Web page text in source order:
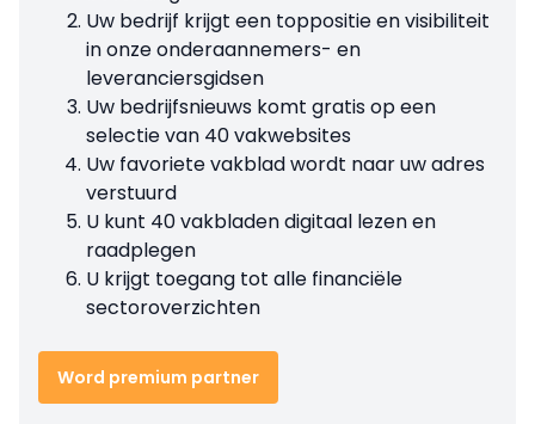
Uw bedrijf krijgt een toppositie en visibiliteit
in onze onderaannemers- en
leveranciersgidsen
Uw bedrijfsnieuws komt gratis op een
selectie van 40 vakwebsites
Uw favoriete vakblad wordt naar uw adres
verstuurd
U kunt 40 vakbladen digitaal lezen en
raadplegen
U krijgt toegang tot alle financiële
sectoroverzichten
Word premium partner